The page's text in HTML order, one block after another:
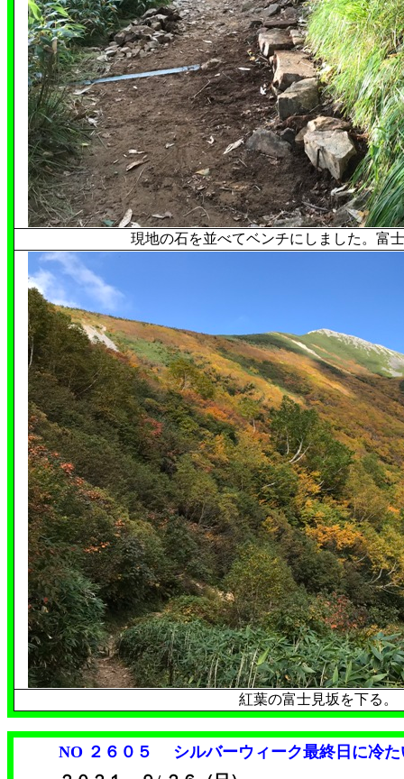
現地の石を並べてベンチにしました。富
紅葉の富士見坂を下る。
NO ２６０５
シルバーウィーク最終日に冷